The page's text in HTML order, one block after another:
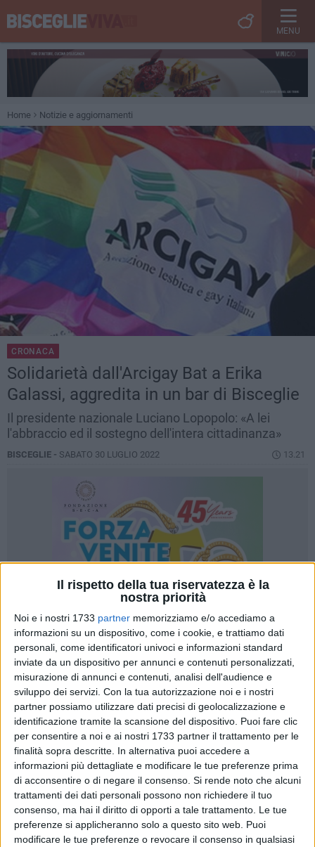
Il rispetto della tua riservatezza è la
nostra priorità
Noi e i nostri 1733 partner memorizziamo e/o accediamo a
informazioni su un dispositivo, come i cookie, e trattiamo dati
personali, come identificatori univoci e informazioni standard
inviate da un dispositivo per annunci e contenuti personalizzati,
misurazione di annunci e contenuti, analisi dell'audience e
sviluppo dei servizi. Con la tua autorizzazione noi e i nostri
partner possiamo utilizzare dati precisi di geolocalizzazione e
identificazione tramite la scansione del dispositivo. Puoi fare clic
per consentire a noi e ai nostri 1733 partner il trattamento per le
finalità sopra descritte. In alternativa puoi accedere a
informazioni più dettagliate e modificare le tue preferenze prima
di acconsentire o di negare il consenso. Si rende noto che alcuni
trattamenti dei dati personali possono non richiedere il tuo
consenso, ma hai il diritto di opporti a tale trattamento. Le tue
preferenze si applicheranno solo a questo sito web. Puoi
modificare le tue preferenze o revocare il consenso in qualsiasi
MENU
Home Notizie e aggiornamenti
CRONACA
Solidarietà dall'Arcigay Bat a Erika
Galassi, aggredita in un bar di Bisceglie
Il presidente nazionale Luciano Lopopolo: «A lei
l'abbraccio ed il sostegno dell'intera cittadinanza»
BISCEGLIE - SABATO 30 LUGLIO 2022 13.21
21
«Esprimiamo tutta la nostra solidarietà e vicinanza all'amica
Erika Galassi che ha denunciato, attraverso i social, di aver
subito una brutta aggressione». È la presa di posizione
del'Arcigay Bat "Le mine vaganti" in seguito a quanto
accaduto nella mattinata di giovedì 28 luglio in un bar di
Bisceglie(link all'articolo).